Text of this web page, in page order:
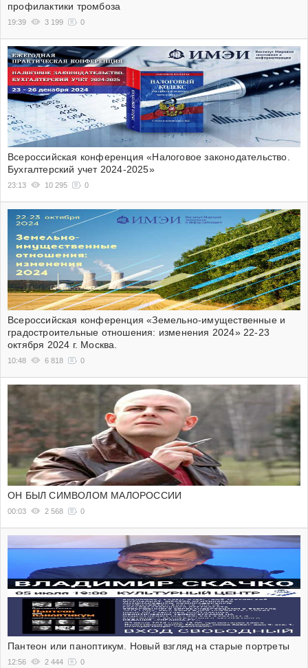
профилактики тромбоза
19:39 3 199 0
Всероссийская конференция «Налоговое законодательство.
Бухгалтерский учет 2024-2025»
23:13 10 295 0
Всероссийская конференция «Земельно-имущественные и
градостроительные отношения: изменения 2024» 22-23
октября 2024 г. Москва.
10:48 6 818 0
ОН БЫЛ СИМВОЛОМ МАЛОРОССИИ
00:03 2 568 0
Пантеон или паноптикум. Новый взгляд на старые портреты
12:56 2 444 0